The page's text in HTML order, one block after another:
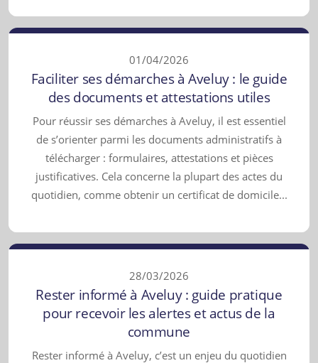
01/04/2026
Faciliter ses démarches à Aveluy : le guide
des documents et attestations utiles
Pour réussir ses démarches à Aveluy, il est essentiel
de s’orienter parmi les documents administratifs à
télécharger : formulaires, attestations et pièces
justificatives. Cela concerne la plupart des actes du
quotidien, comme obtenir un certificat de domicile...
28/03/2026
Rester informé à Aveluy : guide pratique
pour recevoir les alertes et actus de la
commune
Rester informé à Aveluy, c’est un enjeu du quotidien